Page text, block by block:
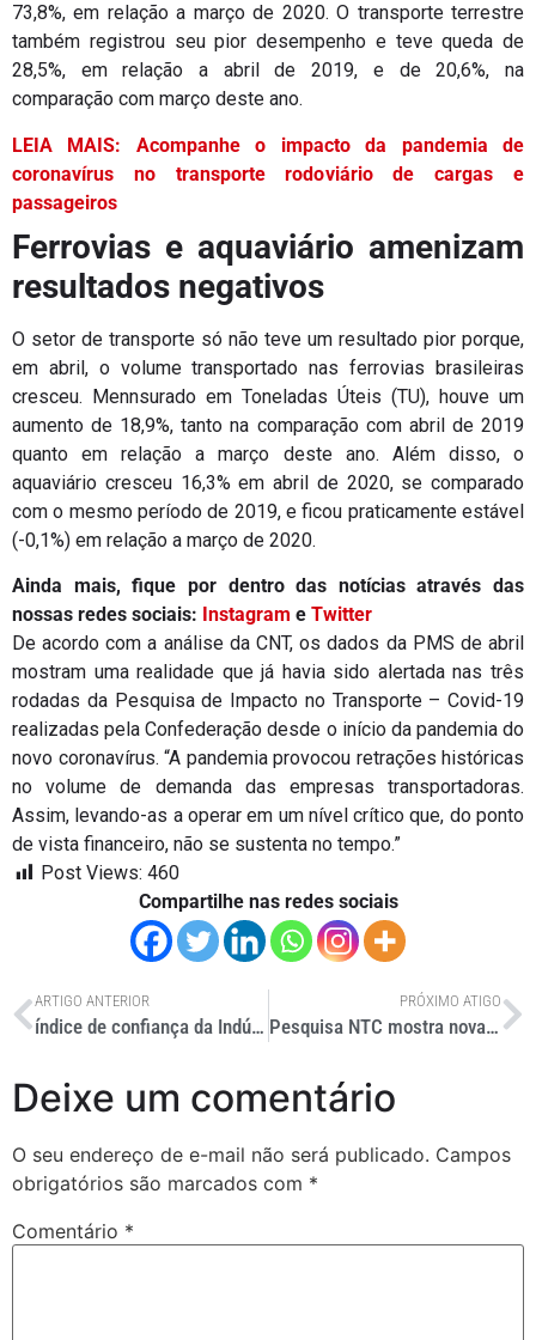
73,8%, em relação a março de 2020. O transporte terrestre
também registrou seu pior desempenho e teve queda de
28,5%, em relação a abril de 2019, e de 20,6%, na
comparação com março deste ano.
LEIA MAIS: Acompanhe o impacto da pandemia de
coronavírus no transporte rodoviário de cargas e
passageiros
Ferrovias e aquaviário amenizam
resultados negativos
O setor de transporte só não teve um resultado pior porque,
em abril, o volume transportado nas ferrovias brasileiras
cresceu. Mennsurado em Toneladas Úteis (TU), houve um
aumento de 18,9%, tanto na comparação com abril de 2019
quanto em relação a março deste ano. Além disso, o
aquaviário cresceu 16,3% em abril de 2020, se comparado
com o mesmo período de 2019, e ficou praticamente estável
(-0,1%) em relação a março de 2020.
Ainda mais, fique por dentro das notícias através das
nossas redes sociais: Instagram e Twitter
De acordo com a análise da CNT, os dados da PMS de abril
mostram uma realidade que já havia sido alertada nas três
rodadas da Pesquisa de Impacto no Transporte – Covid-19
realizadas pela Confederação desde o início da pandemia do
novo coronavírus. “A pandemia provocou retrações históricas
no volume de demanda das empresas transportadoras.
Assim, levando-as a operar em um nível crítico que, do ponto
de vista financeiro, não se sustenta no tempo.”
Post Views: 460
Compartilhe nas redes sociais
ARTIGO ANTERIOR
índice de confiança da Indústria tem alta recorde em junho
PRÓXIMO ATIGO
Pesquisa NTC mostra nova melhora na demanda por transporte
Deixe um comentário
O seu endereço de e-mail não será publicado. Campos
obrigatórios são marcados com *
Comentário *